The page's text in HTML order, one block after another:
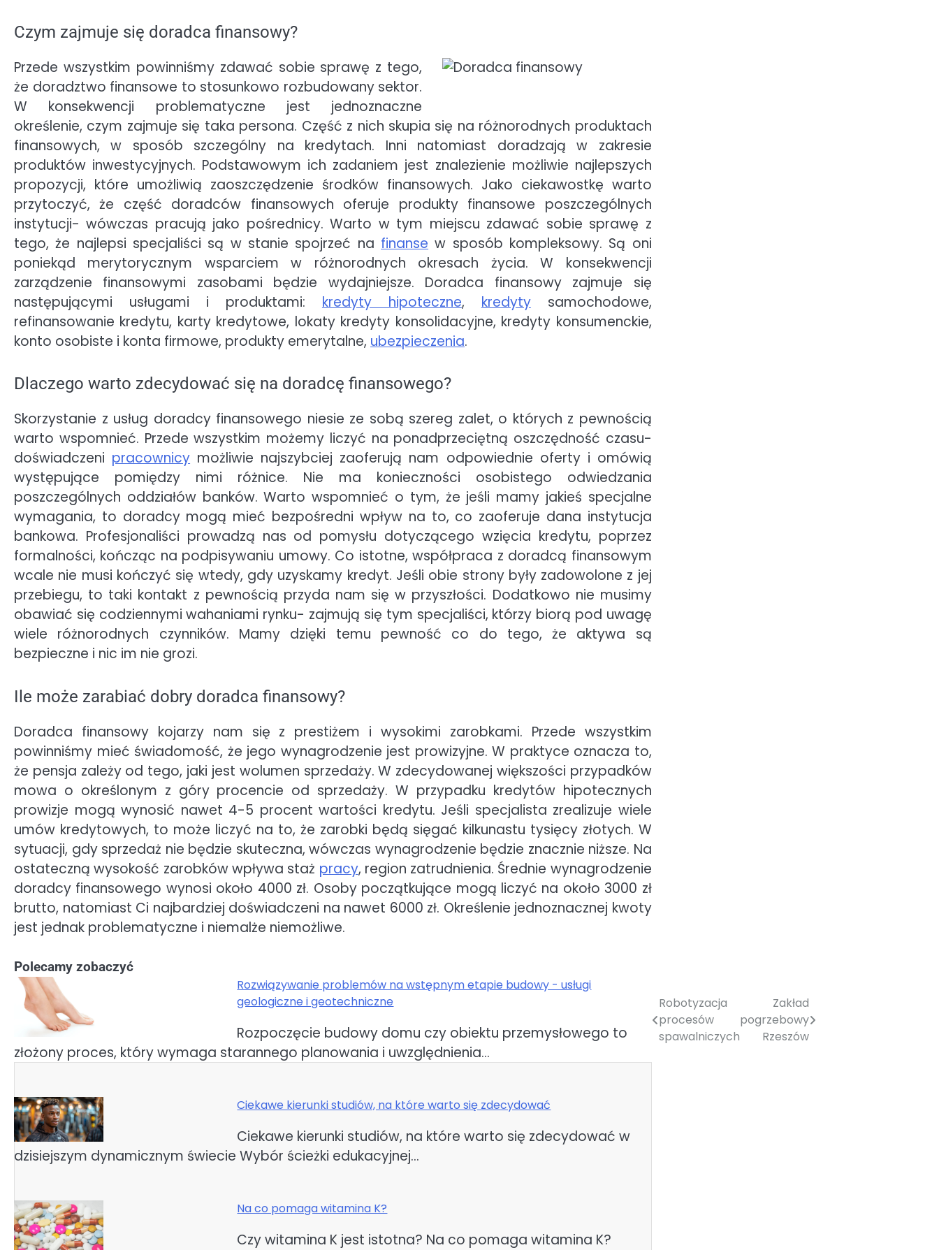
Czym zajmuje się doradca finansowy?
Przede wszystkim powinniśmy zdawać sobie sprawę z tego,
że doradztwo finansowe to stosunkowo rozbudowany sektor.
W konsekwencji problematyczne jest jednoznaczne
określenie, czym zajmuje się taka persona. Część z nich skupia się na różnorodnych produktach
finansowych, w sposób szczególny na kredytach. Inni natomiast doradzają w zakresie
produktów inwestycyjnych. Podstawowym ich zadaniem jest znalezienie możliwie najlepszych
propozycji, które umożliwią zaoszczędzenie środków finansowych. Jako ciekawostkę warto
przytoczyć, że część doradców finansowych oferuje produkty finansowe poszczególnych
instytucji- wówczas pracują jako pośrednicy. Warto w tym miejscu zdawać sobie sprawę z
tego, że najlepsi specjaliści są w stanie spojrzeć na finanse w sposób kompleksowy. Są oni
poniekąd merytorycznym wsparciem w różnorodnych okresach życia. W konsekwencji
zarządzenie finansowymi zasobami będzie wydajniejsze. Doradca finansowy zajmuje się
następującymi usługami i produktami: kredyty hipoteczne, kredytysamochodowe,
refinansowanie kredytu, karty kredytowe, lokaty kredyty konsolidacyjne, kredyty konsumenckie,
konto osobiste i konta firmowe, produkty emerytalne, ubezpieczenia.
Dlaczego warto zdecydować się na doradcę finansowego?
Skorzystanie z usług doradcy finansowego niesie ze sobą szereg zalet, o których z pewnością
warto wspomnieć. Przede wszystkim możemy liczyć na ponadprzeciętną oszczędność czasu-
doświadczeni pracownicy możliwie najszybciej zaoferują nam odpowiednie oferty i omówią
występujące pomiędzy nimi różnice. Nie ma konieczności osobistego odwiedzania
poszczególnych oddziałów banków. Warto wspomnieć o tym, że jeśli mamy jakieś specjalne
wymagania, to doradcy mogą mieć bezpośredni wpływ na to, co zaoferuje dana instytucja
bankowa. Profesjonaliści prowadzą nas od pomysłu dotyczącego wzięcia kredytu, poprzez
formalności, kończąc na podpisywaniu umowy. Co istotne, współpraca z doradcą finansowym
wcale nie musi kończyć się wtedy, gdy uzyskamy kredyt. Jeśli obie strony były zadowolone z jej
przebiegu, to taki kontakt z pewnością przyda nam się w przyszłości. Dodatkowo nie musimy
obawiać się codziennymi wahaniami rynku- zajmują się tym specjaliści, którzy biorą pod uwagę
wiele różnorodnych czynników. Mamy dzięki temu pewność co do tego, że aktywa są
bezpieczne i nic im nie grozi.
Ile może zarabiać dobry doradca finansowy?
Doradca finansowy kojarzy nam się z prestiżem i wysokimi zarobkami. Przede wszystkim
powinniśmy mieć świadomość, że jego wynagrodzenie jest prowizyjne. W praktyce oznacza to,
że pensja zależy od tego, jaki jest wolumen sprzedaży. W zdecydowanej większości przypadków
mowa o określonym z góry procencie od sprzedaży. W przypadku kredytów hipotecznych
prowizje mogą wynosić nawet 4-5 procent wartości kredytu. Jeśli specjalista zrealizuje wiele
umów kredytowych, to może liczyć na to, że zarobki będą sięgać kilkunastu tysięcy złotych. W
sytuacji, gdy sprzedaż nie będzie skuteczna, wówczas wynagrodzenie będzie znacznie niższe. Na
ostateczną wysokość zarobków wpływa staż pracy, region zatrudnienia. Średnie wynagrodzenie
doradcy finansowego wynosi około 4000 zł. Osoby początkujące mogą liczyć na około 3000 zł
brutto, natomiast Ci najbardziej doświadczeni na nawet 6000 zł. Określenie jednoznacznej kwoty
jest jednak problematyczne i niemalże niemożliwe.
Polecamy zobaczyć
Rozwiązywanie problemów na wstępnym etapie budowy - usługi
geologiczne i geotechniczne
Rozpoczęcie budowy domu czy obiektu przemysłowego to
złożony proces, który wymaga starannego planowania i uwzględnienia…
Ciekawe kierunki studiów, na które warto się zdecydować
Ciekawe kierunki studiów, na które warto się zdecydować w
dzisiejszym dynamicznym świecie Wybór ścieżki edukacyjnej…
Na co pomaga witamina K?
Czy witamina K jest istotna? Na co pomaga witamina K?
Nawigacja
wpisu
Robotyzacja
procesów
spawalniczych
Zakład
pogrzebowy
Rzeszów